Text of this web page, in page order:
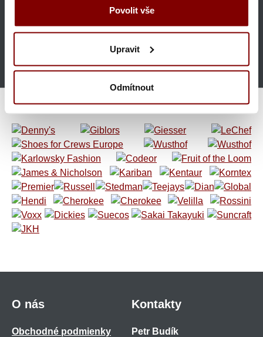
Povolit vše
Upravit
Odmítnout
GARANCIA KVALITY
90% produktov skladom
O nás
Obchodné podmienky
Kontakty
Petr Budík